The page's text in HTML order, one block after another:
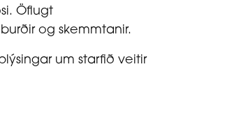
Öflugt
og skemmtanir.
um starfið veitir